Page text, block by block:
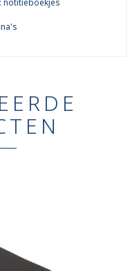
notitieboekjes